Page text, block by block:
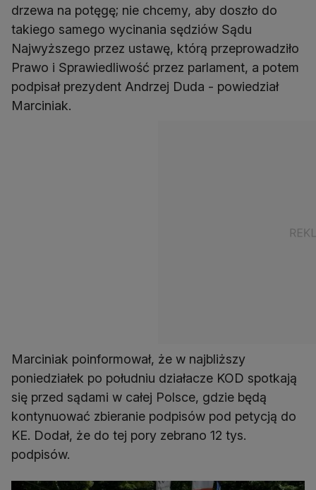
drzewa na potęgę; nie chcemy, aby doszło do
takiego samego wycinania sędziów Sądu
Najwyższego przez ustawę, którą przeprowadziło
Prawo i Sprawiedliwość przez parlament, a potem
podpisał prezydent Andrzej Duda - powiedział
Marciniak.
Marciniak poinformował, że w najbliższy
poniedziałek po południu działacze KOD spotkają
się przed sądami w całej Polsce, gdzie będą
kontynuować zbieranie podpisów pod petycją do
KE. Dodał, że do tej pory zebrano 12 tys.
podpisów.